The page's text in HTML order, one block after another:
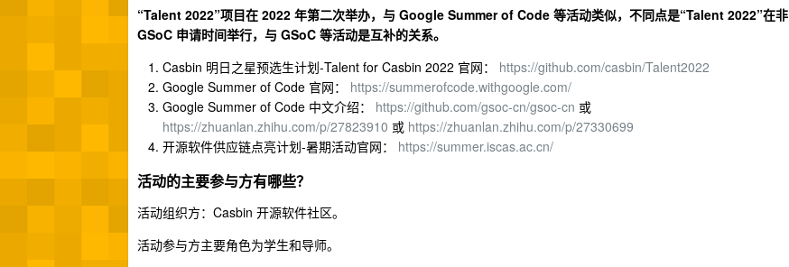
“Talent 2022”项目在 2022 年第二次举办，与 Google Summer of Code 等活动类似，不同点是“Talent 2022”在非
GSoC 申请时间举行，与 GSoC 等活动是互补的关系。
Casbin 明日之星预选生计划-Talent for Casbin 2022 官网： https://github.com/casbin/Talent2022
Google Summer of Code 官网： https://summerofcode.withgoogle.com/
Google Summer of Code 中文介绍： https://github.com/gsoc-cn/gsoc-cn 或
https://zhuanlan.zhihu.com/p/27823910 或 https://zhuanlan.zhihu.com/p/27330699
开源软件供应链点亮计划-暑期活动官网： https://summer.iscas.ac.cn/
活动的主要参与方有哪些？
活动组织方：Casbin 开源软件社区。
活动参与方主要角色为学生和导师。